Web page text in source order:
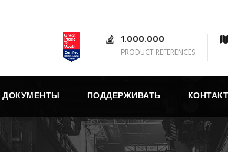
1.000.000
PRODUCT REFERENCES
ДОКУМЕНТЫ ПОДДЕРЖИВАТЬ